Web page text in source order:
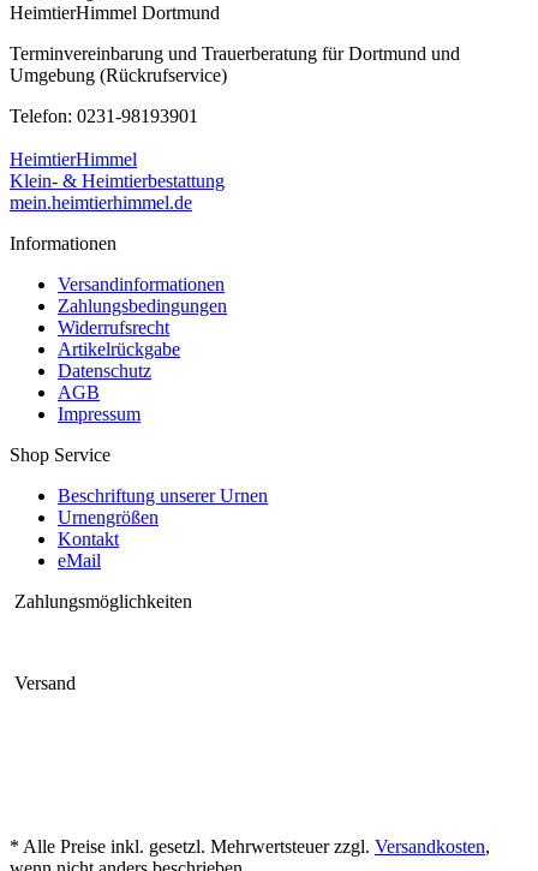
HeimtierHimmel Dortmund
Terminvereinbarung und Trauerberatung für Dortmund und
Umgebung (Rückrufservice)
Telefon: 0231-98193901
HeimtierHimmel
Klein- & Heimtierbestattung
mein.heimtierhimmel.de
Informationen
Versandinformationen
Zahlungsbedingungen
Widerrufsrecht
Artikelrückgabe
Datenschutz
AGB
Impressum
Shop Service
Beschriftung unserer Urnen
Urnengrößen
Kontakt
eMail
Zahlungsmöglichkeiten
Versand
* Alle Preise inkl. gesetzl. Mehrwertsteuer zzgl. Versandkosten,